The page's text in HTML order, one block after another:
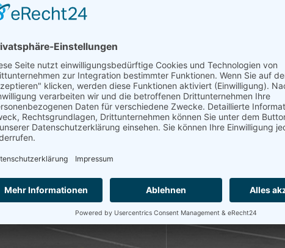
um 10 Uhr hatte die Damenmannschaft 2 ihr
vier Spielerinnen. Gestartet wurde um 10 Uhr
Teufel (4). Alle drei konnten ihre Spiele
Mayer (3) ausgetragen, diese gewann
gegen ihre Gegnerin gewann. Somit
und Nicole Schwanzer (2) und auch hier war
(4) ausgetragen, die mit anfänglichen
mussten. Auch das Doppel 2 konnten
Göttelfingen 1 und Unterjesingen1 für die
statt, dort werden wir gegen den TA SSV